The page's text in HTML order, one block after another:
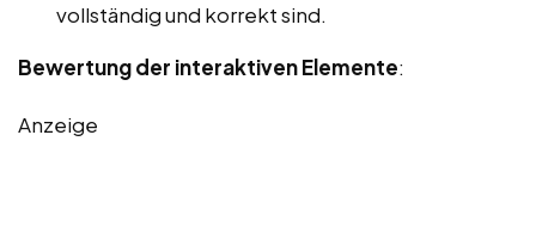
vollständig und korrekt sind.
Bewertung der interaktiven Elemente:
Anzeige